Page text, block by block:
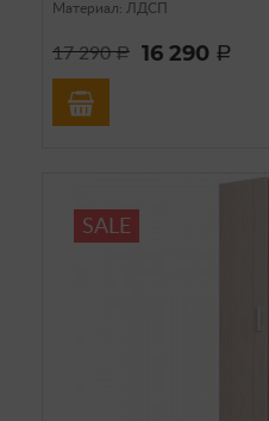
Материал: ЛДСП
17 290a 16 290 a
SALE